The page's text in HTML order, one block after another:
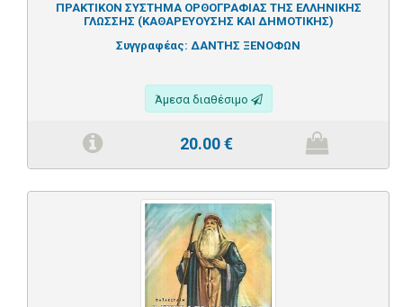
ΠΡΑΚΤΙΚΟΝ ΣΥΣΤΗΜΑ ΟΡΘΟΓΡΑΦΙΑΣ ΤΗΣ ΕΛΛΗΝΙΚΗΣ
ΓΛΩΣΣΗΣ (ΚΑΘΑΡΕΥΟΥΣΗΣ ΚΑΙ ΔΗΜΟΤΙΚΗΣ)
Συγγραφέας: ΔΑΝΤΗΣ ΞΕΝΟΦΩΝ
Άμεσα διαθέσιμο
20.00€